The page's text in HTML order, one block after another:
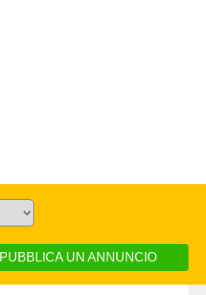
PUBBLICA UN ANNUNCIO